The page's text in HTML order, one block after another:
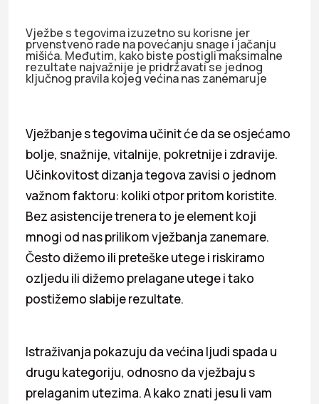
Vježbe s tegovima izuzetno su korisne jer
prvenstveno rade na povećanju snage i jačanju
mišića. Međutim, kako biste postigli maksimalne
rezultate najvažnije je pridržavati se jednog
ključnog pravila kojeg većina nas zanemaruje
Vježbanje s tegovima učinit će da se osjećamo
bolje, snažnije, vitalnije, pokretnije i zdravije.
Učinkovitost dizanja tegova zavisi o jednom
važnom faktoru: koliki otpor pritom koristite.
Bez asistencije trenera to je element koji
mnogi od nas prilikom vježbanja zanemare.
Često dižemo ili preteške utege i riskiramo
ozljedu ili dižemo prelagane utege i tako
postižemo slabije rezultate.
Istraživanja pokazuju da većina ljudi spada u
drugu kategoriju, odnosno da vježbaju s
prelaganim utezima. A kako znati jesu li vam